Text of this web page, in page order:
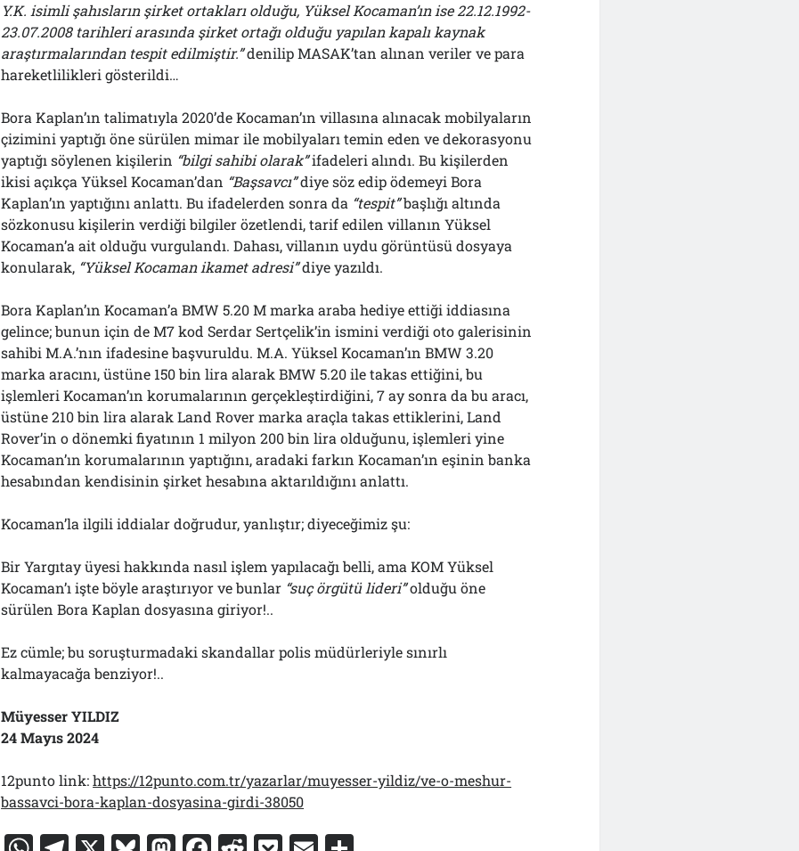
Y.K. isimli şahısların şirket ortakları olduğu, Yüksel Kocaman’ın ise 22.12.1992-
23.07.2008 tarihleri arasında şirket ortağı olduğu yapılan kapalı kaynak
araştırmalarından tespit edilmiştir.”denilip MASAK’tan alınan veriler ve para
hareketlilikleri gösterildi…
Bora Kaplan’ın talimatıyla 2020’de Kocaman’ın villasına alınacak mobilyaların
çizimini yaptığı öne sürülen mimar ile mobilyaları temin eden ve dekorasyonu
yaptığı söylenen kişilerin “bilgi sahibi olarak”ifadeleri alındı. Bu kişilerden
ikisi açıkça Yüksel Kocaman’dan “Başsavcı”diye söz edip ödemeyi Bora
Kaplan’ın yaptığını anlattı. Bu ifadelerden sonra da “tespit”başlığı altında
sözkonusu kişilerin verdiği bilgiler özetlendi, tarif edilen villanın Yüksel
Kocaman’a ait olduğu vurgulandı. Dahası, villanın uydu görüntüsü dosyaya
konularak, “Yüksel Kocaman ikamet adresi”diye yazıldı.
Bora Kaplan’ın Kocaman’a BMW 5.20 M marka araba hediye ettiği iddiasına
gelince; bunun için de M7 kod Serdar Sertçelik’in ismini verdiği oto galerisinin
sahibi M.A.’nın ifadesine başvuruldu. M.A. Yüksel Kocaman’ın BMW 3.20
marka aracını, üstüne 150 bin lira alarak BMW 5.20 ile takas ettiğini, bu
işlemleri Kocaman’ın korumalarının gerçekleştirdiğini, 7 ay sonra da bu aracı,
üstüne 210 bin lira alarak Land Rover marka araçla takas ettiklerini, Land
Rover’in o dönemki fiyatının 1 milyon 200 bin lira olduğunu, işlemleri yine
Kocaman’ın korumalarının yaptığını, aradaki farkın Kocaman’ın eşinin banka
hesabından kendisinin şirket hesabına aktarıldığını anlattı.
Kocaman’la ilgili iddialar doğrudur, yanlıştır; diyeceğimiz şu:
Bir Yargıtay üyesi hakkında nasıl işlem yapılacağı belli, ama KOM Yüksel
Kocaman’ı işte böyle araştırıyor ve bunlar “suç örgütü lideri”olduğu öne
sürülen Bora Kaplan dosyasına giriyor!..
Ez cümle; bu soruşturmadaki skandallar polis müdürleriyle sınırlı
kalmayacağa benziyor!..
Müyesser YILDIZ
24 Mayıs 2024
12punto link:https://12punto.com.tr/yazarlar/muyesser-yildiz/ve-o-meshur-
bassavci-bora-kaplan-dosyasina-girdi-38050